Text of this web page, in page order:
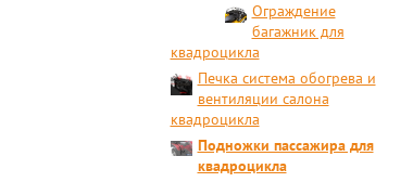
Ограждение
багажник для
квадроцикла
Печка система обогрева и
вентиляции салона
квадроцикла
Подножки пассажира для
квадроцикла